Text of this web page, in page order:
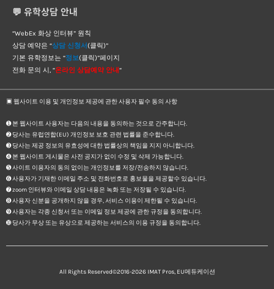
💬 유학상담 안내
“WebEx 화상 인터뷰” 원칙
상담 예약은 “상담 신청서(클릭)”
기본 유학정보는 “정보(클릭)”페이지
전화 문의 시, “온라인 상담예약 안내“
▣ 웹사이트 이용 및 개인정보 제공에 관한 사용자 필수 동의 사항
➊ 본 웹사이트 사용자는 다음의 내용을 동의하는 것으로 간주합니다.
➋ 당사는 유럽연합(EU) 개인정보 보호 관련 법률을 준수합니다.
➌ 당사는 제공 정보의 유효성에 대한 법률상의 책임을 지지 아니합니다.
➍ 본 웹사이트 게시물은 사전 공지가 없이 수정 및 삭제 가능합니다.
➎ 사이트 이용자의 동의 없이는 개인정보를 저장/전송하지 않습니다.
➏ 사용자가 기재한 이메일 주소 및 전화번호로 홍보물을 제공할수 있습니다.
➐ zoom 인터뷰와 이메일 상담 내용은 녹화 또는 저장될 수 있습니다.
➑ 사용자 신분을 공개하지 않을 경우, 서비스 이용이 제한될 수 있습니다.
➒ 사용자는 각종 신청서 또는 이메일 정보 제공에 관한 규정을 동의합니다.
➓ 당사가 무상 또는 유상으로 제공하는 서비스의 이용 규정을 동의합니다.
All Rights Reserved©2016-2026 IMAT Pros, EU메듀케이션